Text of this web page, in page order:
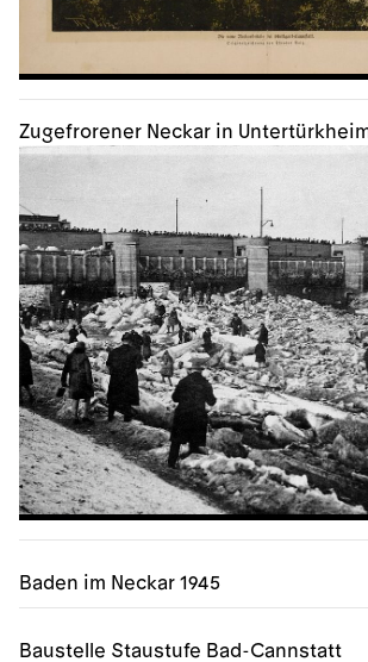
Zugefrorener Neckar in
Baden im Neckar 1945
Baustelle Staustufe Bad-Cannstatt